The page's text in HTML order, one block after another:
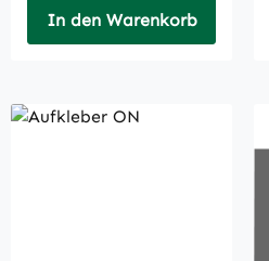
In den Warenkorb